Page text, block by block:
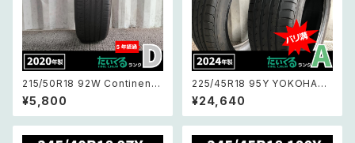
215/50R18 92W Continenta
l ContiSportContact5 コンチ
ネンタル コンチスポーツコンタ
クト5 【1本バラ売り AOマーク】1
¥5,800
225/45R18 95Y YOKOHAM
A ADVAN Sport V105 ヨコハ
マアドバンスポーツV105 【MO
ベンツ承認タイヤ 24年製 バリ
¥24,640